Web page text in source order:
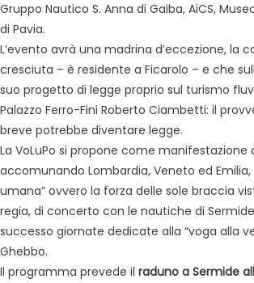
Gruppo Nautico S. Anna di Gaiba, AiCS,
di Pavia.
L’evento avrà una madrina d’eccezione, la
cresciuta – è residente a Ficarolo – e che
suo progetto di legge proprio sul turismo
Palazzo Ferro-Fini Roberto Ciambetti: il
breve potrebbe diventare legge.
La VoLuPo si propone come
accomunando Lombardia, Veneto ed
umana” ovvero la forza delle sole braccia
regia, di concerto con le nautiche di
successo giornate dedicate alla “voga alla
Ghebbo.
Il programma prevede il raduno a Sermide